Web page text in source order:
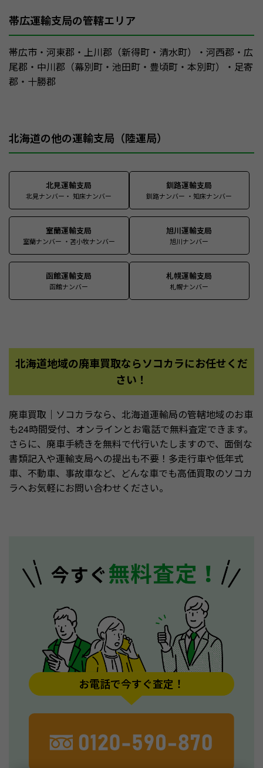
帯広運輸支局の管轄エリア
帯広市・河東郡・上川郡（新得町・清水町）・河西郡・広
尾郡・中川郡（幕別町・池田町・豊頃町・本別町）・足寄
郡・十勝郡
北海道の他の運輸支局（陸運局）
北見運輸支局
北見ナンバー・ 知床ナンバー
釧路運輸支局
釧路ナンバー ・知床ナンバー
室蘭運輸支局
室蘭ナンバー ・苫小牧ナンバー
旭川運輸支局
旭川ナンバー
函館運輸支局
函館ナンバー
札幌運輸支局
札幌ナンバー
北海道地域の廃車買取ならソコカラにお任せくだ
さい！
廃車買取｜ソコカラなら、北海道運輸局の管轄地域のお車
も24時間受付、オンラインとお電話で無料査定できます。
さらに、廃車手続きを無料で代行いたしますので、面倒な
書類記入や運輸支局への提出も不要！多走行車や低年式
車、不動車、事故車など、どんな車でも高価買取のソコカ
ラへお気軽にお問い合わせください。
お電話で今すぐ査定！